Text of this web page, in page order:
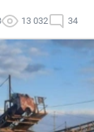
13 032 34